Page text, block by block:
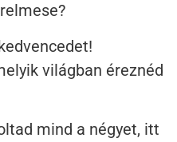
világban éreznéd
mind a négyet, itt